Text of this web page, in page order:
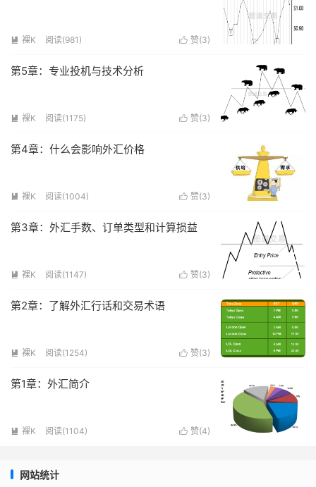
 赞(3)
 裸K 阅读(981 )
第5章：专业投机与技术分析
 赞(3)
 裸K 阅读(1175)
第4章：什么会影响外汇价格
 赞(3)
 裸K 阅读(1004)
第3章：外汇手数、订单类型和计算损益
 赞(3)
 裸K 阅读(1147)
第2章：了解外汇行话和交易术语
 赞(3)
 裸K 阅读(1254)
第1章：外汇简介
 赞(4)
 裸K 阅读(1104)
网站统计